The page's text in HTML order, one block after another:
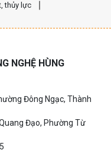
thủy lực
NGHỆ HÙNG
Đông Ngạc, Thành
Đạo, Phường Từ